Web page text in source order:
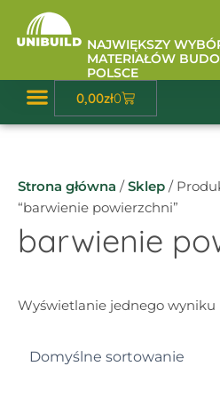
Przejdź
NAJWIĘKSZY
MATERIAŁÓW
POLSCE
0,00zł0
Wózek
Strona główna /Sklep /
“barwienie powierzchni”
barwienie
Wyświetlanie jednego wyniku